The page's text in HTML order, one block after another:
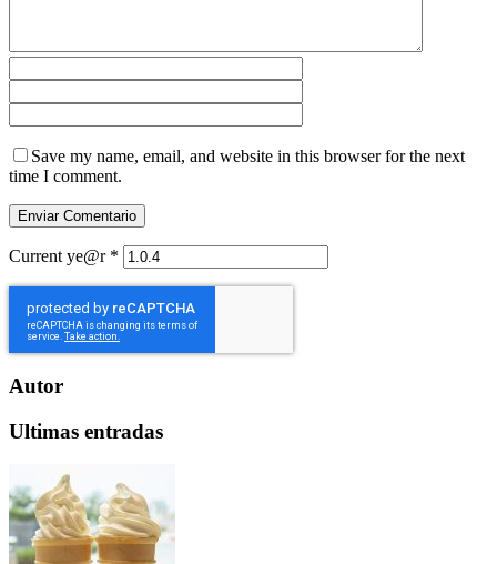
Save my name, email, and website in this browser for the next
time I comment.
Current ye@r *
Autor
Ultimas entradas